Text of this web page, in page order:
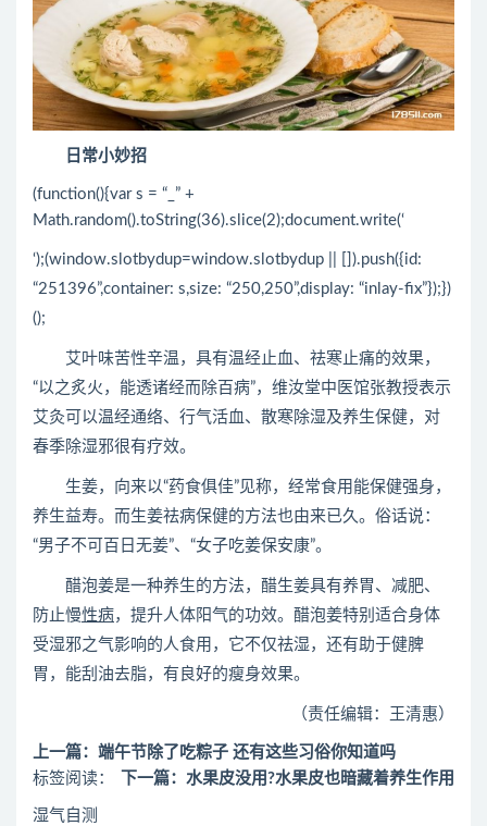
日常小妙招
(function(){var s = “_” +
Math.random().toString(36).slice(2);document.write(‘
‘);(window.slotbydup=window.slotbydup || []).push({id:
“251396”,container: s,size: “250,250”,display: “inlay-fix”});})
();
艾叶味苦性辛温，具有温经止血、祛寒止痛的效果，
“以之炙火，能透诸经而除百病”，维汝堂中医馆张教授表示
艾灸可以温经通络、行气活血、散寒除湿及养生保健，对
春季除湿邪很有疗效。
生姜，向来以“药食俱佳”见称，经常食用能保健强身，
养生益寿。而生姜祛病保健的方法也由来已久。俗话说：
“男子不可百日无姜”、“女子吃姜保安康”。
醋泡姜是一种养生的方法，醋生姜具有养胃、减肥、
防止慢性病，提升人体阳气的功效。醋泡姜特别适合身体
受湿邪之气影响的人食用，它不仅祛湿，还有助于健脾
胃，能刮油去脂，有良好的瘦身效果。
（责任编辑：王清惠）
上一篇：端午节除了吃粽子 还有这些习俗你知道吗
下一篇：水果皮没用?水果皮也暗藏着养生作用
标签阅读：
湿气自测